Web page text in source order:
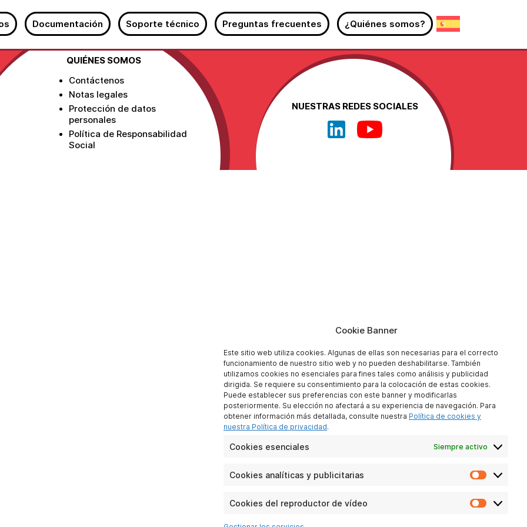
Cookie Banner
Este sitio web utiliza cookies. Algunas de ellas son necesarias para el correcto
funcionamiento de nuestro sitio web y no pueden deshabilitarse. También
utilizamos cookies no esenciales para fines tales como análisis y publicidad
dirigida. Se requiere su consentimiento para la colocación de estas cookies.
Puede establecer sus preferencias con este banner y modificarlas
posteriormente. Su elección no afectará a su experiencia de navegación. Para
obtener información más detallada, consulte nuestra Política de cookies y
nuestra Política de privacidad.
Cookies esenciales Siempre activo
Cookies analíticas y publicitarias
Cookies
Cookies del reproductor de vídeo
Cookies
Documentación Soporte técnico Preguntas frecuentes ¿Quiénes somos?
QUIÉNES SOMOS
Contáctenos
Notas legales
Protección de datos
personales
Política de Responsabilidad
Social
NUESTRAS REDES SOCIALES